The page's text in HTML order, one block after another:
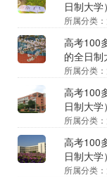
日制大学）
所属分类：
高考100
的全日制
所属分类：
高考100
日制大学）
所属分类：
高考100
日制大学）
所属分类：